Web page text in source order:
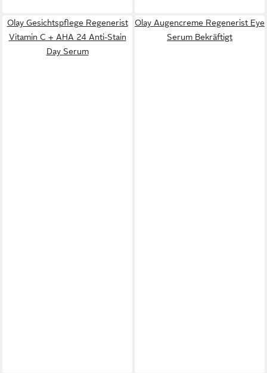
Olay Gesichtspflege Regenerist
Vitamin C + AHA 24 Anti-Stain
Day Serum
Olay Augencreme Regenerist Eye
Serum Bekräftigt